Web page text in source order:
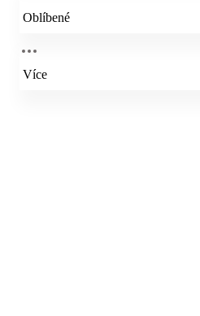
Oblíbené
Více